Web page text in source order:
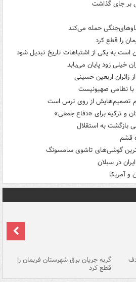
را قطع کرد
است به یکی از اشتباهات تاریخ تبدیل شود
خیلی زود پایان می‌یابد
اربعین حسینی
با نظامی صهیونیست
تصمیم‌هایش از روی ترس است
و ترکیه برای «دفاع جمعی»
بازگشت به استقلال
قشم
گوشی‌های تاشوی سامسونگ
در سبلان
و آمریکا
گربه جریان برق شهرستان فریمان را
قطع کرد